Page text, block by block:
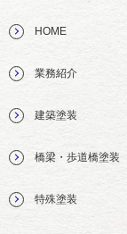
HOME
業務紹介
建築塗装
橋梁・歩道橋塗装
特殊塗装